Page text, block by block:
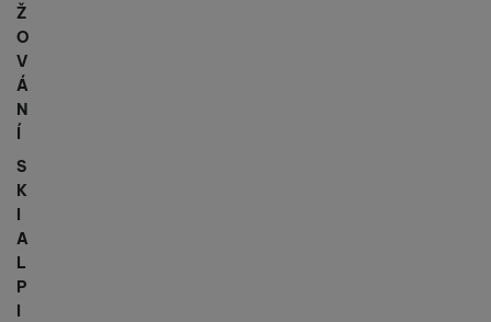
Ž
O
V
Á
N
Í
S
K
I
A
L
P
I